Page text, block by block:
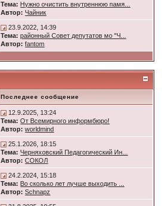
Тема: Нужно очистить внутреннюю памя...
Автор: Чайник
23.9.2022, 14:39
Тема: районный Совет депутатов мо "Ч...
Автор: fantom
Последнее сообщение
12.9.2025, 13:24
Тема: От Всемирного информбюро!
Автор: worldmind
25.1.2026, 18:15
Тема: Черняховский Педагогический Ин...
Автор: СОКОЛ
24.2.2024, 15:18
Тема: Во сколько лет лучше выходить ...
Автор: Schnapz